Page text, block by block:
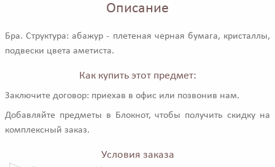
Описание
Бра. Структура: абажур - плетеная черная бумага, кристаллы,
подвески цвета аметиста.
Как купить этот предмет:
Заключите договор: приехав в офис или позвонив нам.
Добавляйте предметы в Блокнот, чтобы получить скидку на
комплексный заказ.
Условия заказа